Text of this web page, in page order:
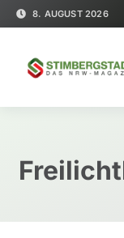
8. AUGUST 2026